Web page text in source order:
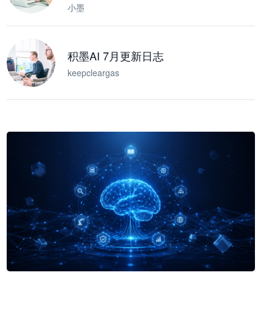
小墨
积墨AI 7月更新日志
keepcleargas